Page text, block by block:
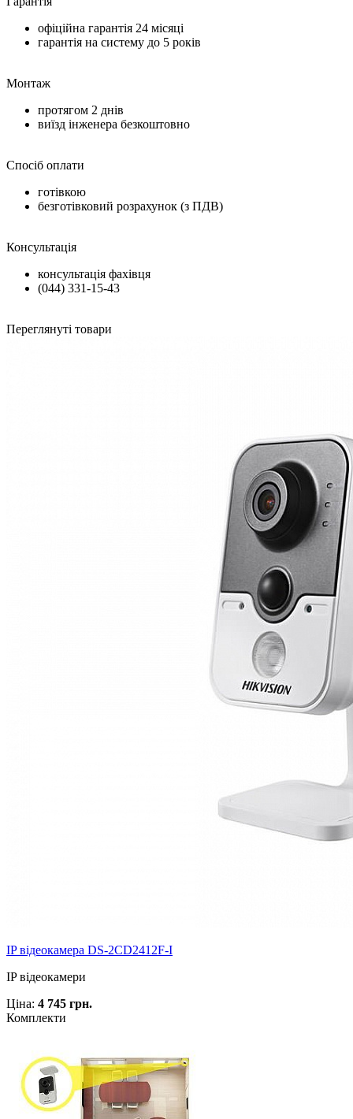
офіційна гарантія 24 місяці
гарантія на систему до 5 років
Монтаж
протягом 2 днів
виїзд інженера безкоштовно
Спосіб оплати
готівкою
безготівковий розрахунок (з ПДВ)
Консультація
консультація фахівця
(044) 331-15-43
Переглянуті товари
IP відеокамера DS-2CD2412F-I
IP відеокамери
Ціна: 4 745 грн.
Комплекти